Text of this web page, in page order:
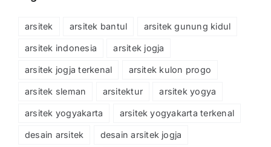
arsitek arsitek bantul arsitek gunung kidul
arsitek indonesia arsitek jogja
arsitek jogja terkenal arsitek kulon progo
arsitek sleman arsitektur arsitek yogya
arsitek yogyakarta arsitek yogyakarta terkenal
desain arsitek desain arsitek jogja